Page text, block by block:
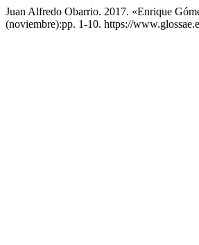
Juan Alfredo Obarrio. 2017. «Enrique
(noviembre):pp. 1-10. https://